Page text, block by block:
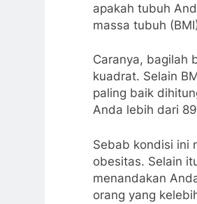
apakah tubuh
massa tubuh
Caranya, bagilah
kuadrat. Selain
paling baik
Anda lebih dari
Sebab kondisi ini
obesitas. Selain
menandakan
orang yang